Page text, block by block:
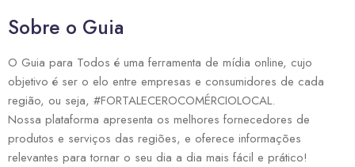
Sobre o Guia
O Guia para Todos é uma ferramenta de mídia online, cujo
objetivo é ser o elo entre empresas e consumidores de cada
região, ou seja, #FORTALECEROCOMÉRCIOLOCAL.
Nossa plataforma apresenta os melhores fornecedores de
produtos e serviços das regiões, e oferece informações
relevantes para tornar o seu dia a dia mais fácil e prático!